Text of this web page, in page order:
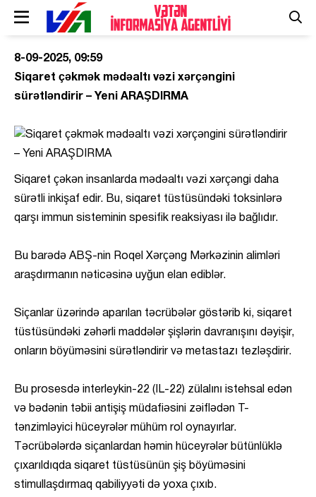
8-09-2025, 09:59
Siqaret çəkmək mədəaltı vəzi xərçəngini
sürətləndirir – Yeni ARAŞDIRMA
Siqaret çəkən insanlarda mədəaltı vəzi xərçəngi daha
sürətli inkişaf edir. Bu, siqaret tüstüsündəki toksinlərə
qarşı immun sisteminin spesifik reaksiyası ilə bağlıdır.
Bu barədə ABŞ-nin Roqel Xərçəng Mərkəzinin alimləri
araşdırmanın nəticəsinə uyğun elan ediblər.
Siçanlar üzərində aparılan təcrübələr göstərib ki, siqaret
tüstüsündəki zəhərli maddələr şişlərin davranışını dəyişir,
onların böyüməsini sürətləndirir və metastazı tezləşdirir.
Bu prosesdə interleykin-22 (IL-22) zülalını istehsal edən
və bədənin təbii antişiş müdafiəsini zəiflədən T-
tənzimləyici hüceyrələr mühüm rol oynayırlar.
Təcrübələrdə siçanlardan həmin hüceyrələr bütünlüklə
çıxarıldıqda siqaret tüstüsünün şiş böyüməsini
stimullaşdırmaq qabiliyyəti də yoxa çıxıb.